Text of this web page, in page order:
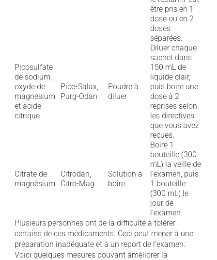
être pris en 1
dose ou en 2
doses
séparées.
Picosulfate
de sodium,
oxyde de
magnésium
et acide
citrique
Pico-Salax,
Purg-Odan
Poudre à
diluer
Diluer chaque
sachet dans
150 mL de
liquide clair,
puis boire une
dose à 2
reprises selon
les directives
que vous avez
reçues.
Citrate de
magnésium
Citrodan,
Citro-Mag
Solution à
boire
Boire 1
bouteille (300
mL) la veille de
l'examen, puis
1 bouteille
(300 mL) le
jour de
l'examen.
Plusieurs personnes ont de la difficulté à tolérer
certains de ces médicaments. Ceci peut mener à une
préparation inadéquate et à un report de l'examen.
Voici quelques mesures pouvant améliorer la